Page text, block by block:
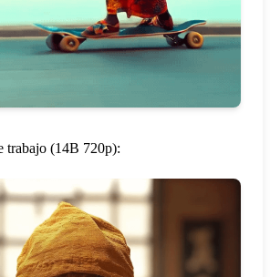
trabajo (14B 720p):